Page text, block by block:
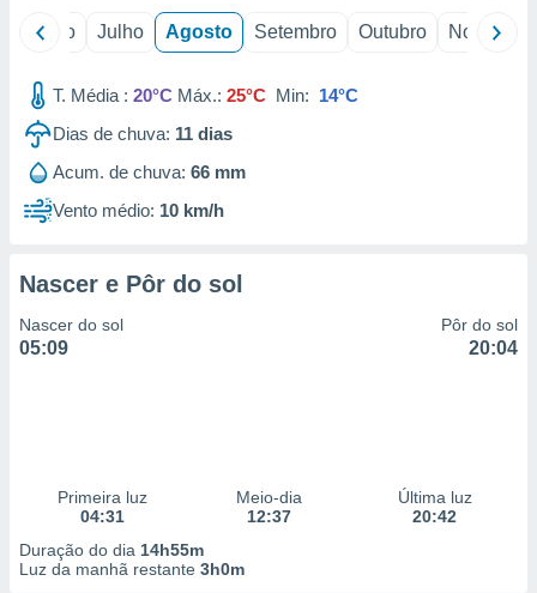
Junho Julho Agosto Setembro Outubro Novembro
T. Média : 20°C Máx.: 25°C Min: 14°C
Dias de chuva: 11 dias
Acum. de chuva: 66 mm
Vento médio: 10 km/h
Nascer e Pôr do sol
Nascer do sol
05:09
Pôr do sol
20:04
Primeira luz
04:31
Meio-dia
12:37
Última luz
20:42
Duração do dia 14h55m
Luz da manhã restante 3h0m